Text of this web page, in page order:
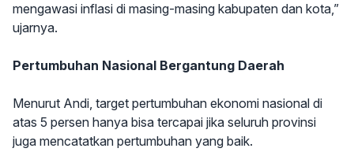
mengawasi inflasi di masing-masing kabupaten dan kota,”
ujarnya.
Pertumbuhan Nasional Bergantung Daerah
Menurut Andi, target pertumbuhan ekonomi nasional di
atas 5 persen hanya bisa tercapai jika seluruh provinsi
juga mencatatkan pertumbuhan yang baik.